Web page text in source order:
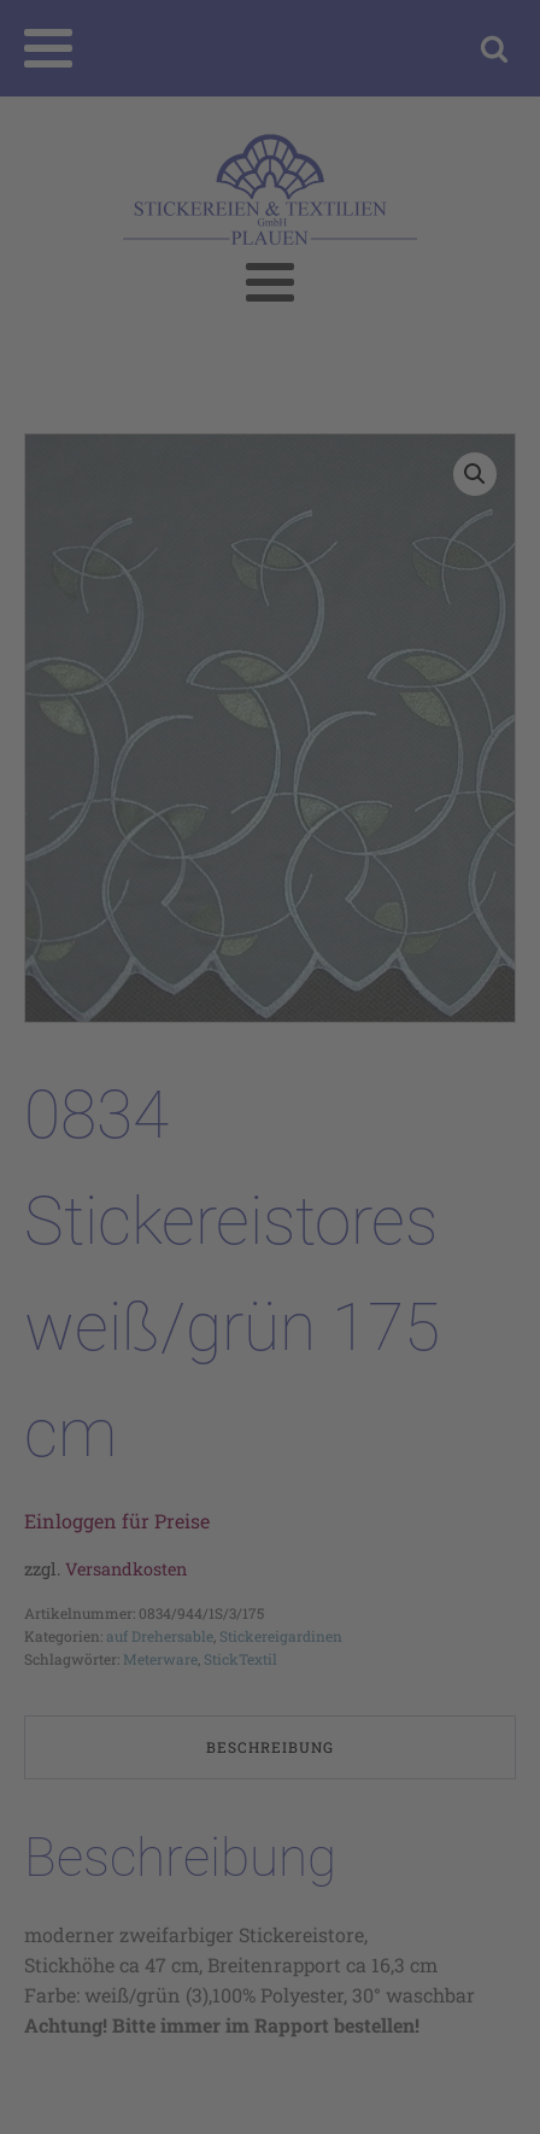
0834
Stickereistores
weiß/grün 175
cm
Einloggen für Preise
zzgl. Versandkosten
Artikelnummer: 0834/944/1S/3/175
Kategorien: auf Drehersable, Stickereigardinen
Schlagwörter: Meterware, StickTextil
BESCHREIBUNG
Beschreibung
moderner zweifarbiger Stickereistore,
Stickhöhe ca 47 cm, Breitenrapport ca 16,3 cm
Farbe: weiß/grün (3),100% Polyester, 30° waschbar
Achtung! Bitte immer im Rapport bestellen!